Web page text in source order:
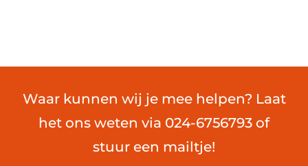
Waar kunnen wij je mee helpen? Laat
het ons weten via 024-6756793 of
stuur een mailtje!